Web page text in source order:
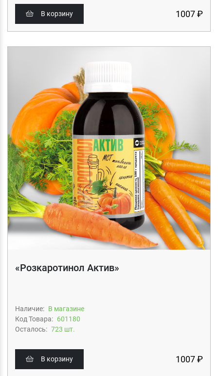
В корзину 1007 ₽
«Розкаротинол Актив»
Наличие: В магазине
Код Товара: 601180
Осталось: 723 шт.
В корзину 1007 ₽